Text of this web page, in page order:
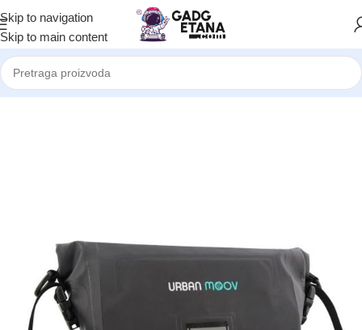
Skip to navigation
Skip to main content
Početna Slobodno vrijeme Oprema za Bicikle i Scootere